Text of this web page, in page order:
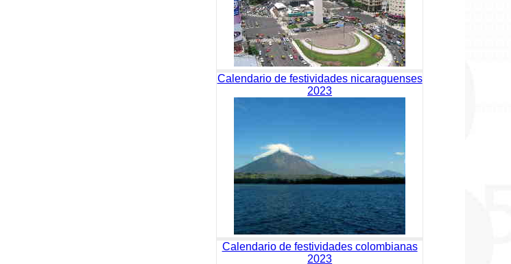
Calendario de festividades nicaraguenses
2023
Calendario de festividades colombianas
2023